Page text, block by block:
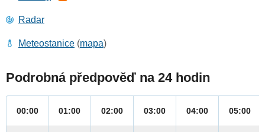
Radar
Meteostanice (mapa)
Podrobná předpověď na 24 hodin
00:00 01:00 02:00 03:00 04:00 05:00